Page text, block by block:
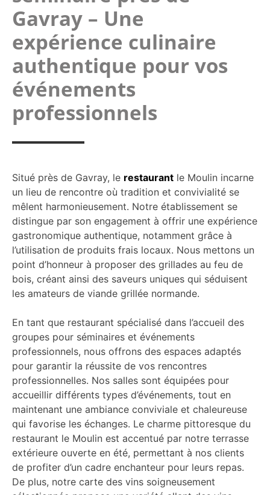
Gavray – Une
expérience culinaire
authentique pour vos
événements
professionnels
Situé près de Gavray, le restaurant le Moulin incarne
un lieu de rencontre où tradition et convivialité se
mêlent harmonieusement. Notre établissement se
distingue par son engagement à offrir une expérience
gastronomique authentique, notamment grâce à
l’utilisation de produits frais locaux. Nous mettons un
point d’honneur à proposer des grillades au feu de
bois, créant ainsi des saveurs uniques qui séduisent
les amateurs de viande grillée normande.
En tant que restaurant spécialisé dans l’accueil des
groupes pour séminaires et événements
professionnels, nous offrons des espaces adaptés
pour garantir la réussite de vos rencontres
professionnelles. Nos salles sont équipées pour
accueillir différents types d’événements, tout en
maintenant une ambiance conviviale et chaleureuse
qui favorise les échanges. Le charme pittoresque du
restaurant le Moulin est accentué par notre terrasse
extérieure ouverte en été, permettant à nos clients
de profiter d’un cadre enchanteur pour leurs repas.
De plus, notre carte des vins soigneusement